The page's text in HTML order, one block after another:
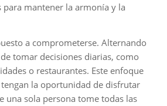
para mantener la armonía y la
a comprometerse. Alternando
tomar decisiones diarias, como
o restaurantes. Este enfoque
la oportunidad de disfrutar
una sola persona tome todas las